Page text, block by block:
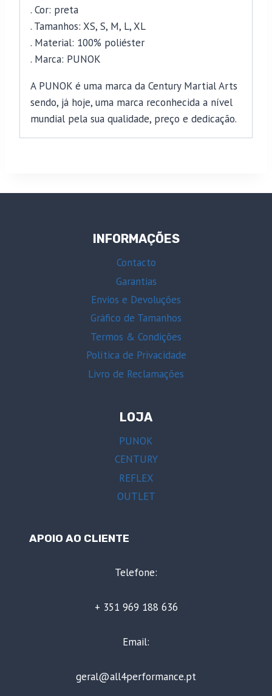
. Cor: preta
. Tamanhos: XS, S, M, L, XL
. Material: 100% poliéster
. Marca: PUNOK
A PUNOK é uma marca da Century Martial Arts
sendo, já hoje, uma marca reconhecida a nível
mundial pela sua qualidade, preço e dedicação.
INFORMAÇÕES
Contacto
Garantias
Envios e Devoluções
Gráfico de Tamanhos
Termos & Condições
Política de Privacidade
Livro de Reclamações
LOJA
PUNOK
CENTURY
REFLEX
OUTLET
APOIO AO CLIENTE
Telefone:
+ 351 969 188 636
Email:
geral@all4performance.pt